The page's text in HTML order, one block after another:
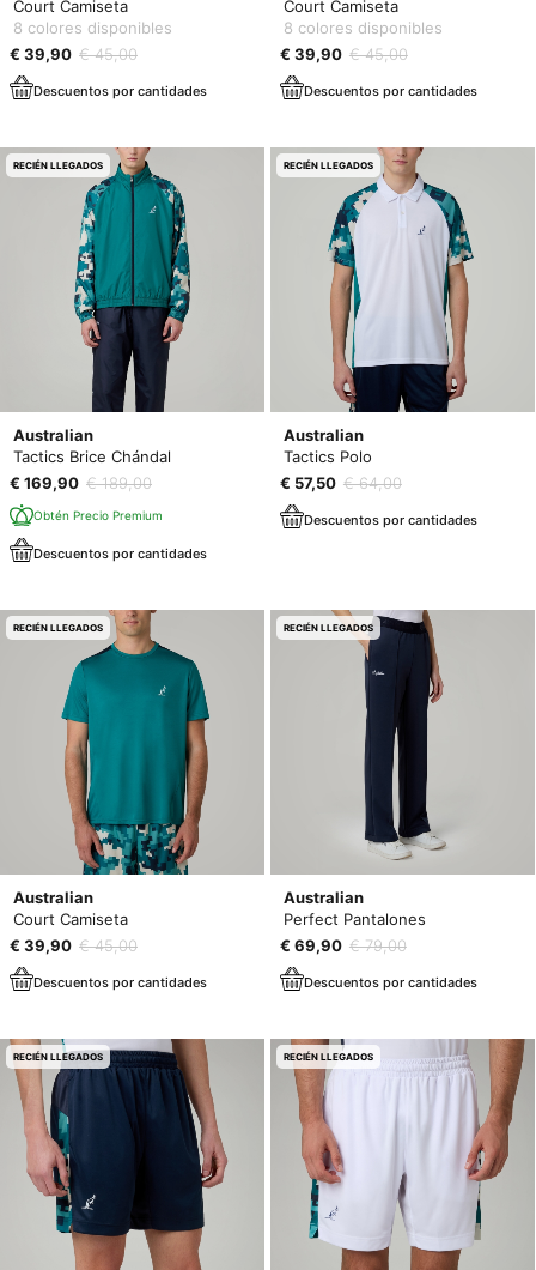
Court Camiseta
8 colores disponibles
€ 39,90 € 45,00
Descuentos por cantidades
Court Camiseta
8 colores disponibles
€ 39,90 € 45,00
Descuentos por cantidades
Australian
Tactics Brice Chándal
€ 169,90 € 189,00
Obtén Precio Premium
Descuentos por cantidades
RECIÉN LLEGADOS
Australian
Tactics Polo
€ 57,50 € 64,00
Descuentos por cantidades
RECIÉN LLEGADOS
Australian
Court Camiseta
€ 39,90 € 45,00
Descuentos por cantidades
RECIÉN LLEGADOS
Australian
Perfect Pantalones
€ 69,90 € 79,00
Descuentos por cantidades
RECIÉN LLEGADOS
RECIÉN LLEGADOS RECIÉN LLEGADOS